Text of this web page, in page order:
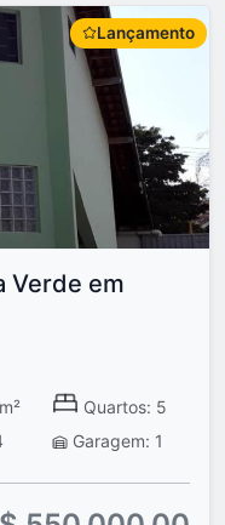
Lançamento
Verde em
Quartos: 5
Garagem: 1